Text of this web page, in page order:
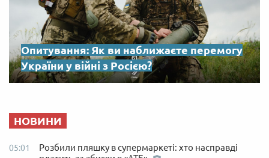
Опитування: Як ви наближаєте перемогу
України у війні з Росією?
НОВИНИ
05:01
Розбили пляшку в супермаркеті: хто насправді